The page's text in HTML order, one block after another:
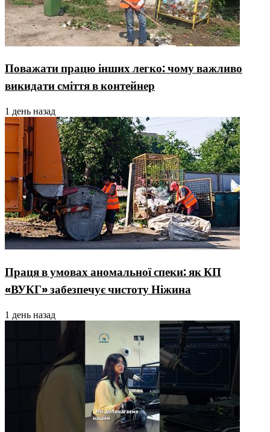
Поважати працю інших легко: чому важливо
викидати сміття в контейнер
1 день назад
Праця в умовах аномальної спеки: як КП
«ВУКГ» забезпечує чистоту Ніжина
1 день назад